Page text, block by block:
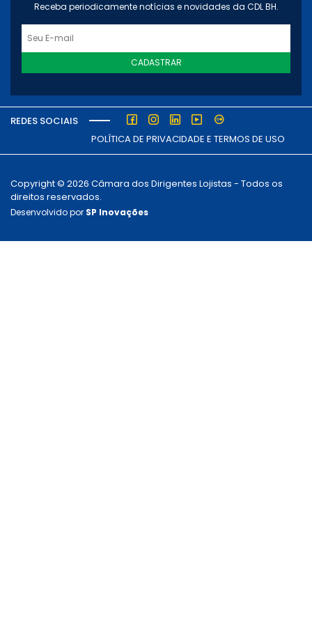
Receba periodicamente notícias e novidades da CDL BH.
CADASTRAR
REDES SOCIAIS
POLÍTICA DE PRIVACIDADE E TERMOS DE USO
Copyright © 2026 Câmara dos Dirigentes Lojistas - Todos os
direitos reservados.
Desenvolvido por SP Inovações